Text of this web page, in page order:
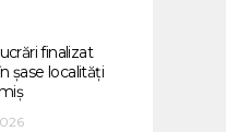
finalizat
șase localități